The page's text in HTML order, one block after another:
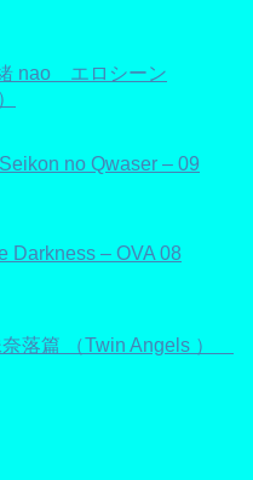
nao エロシーン
no Qwaser – 09
Darkness – OVA 08
落篇 （Twin Angels ）